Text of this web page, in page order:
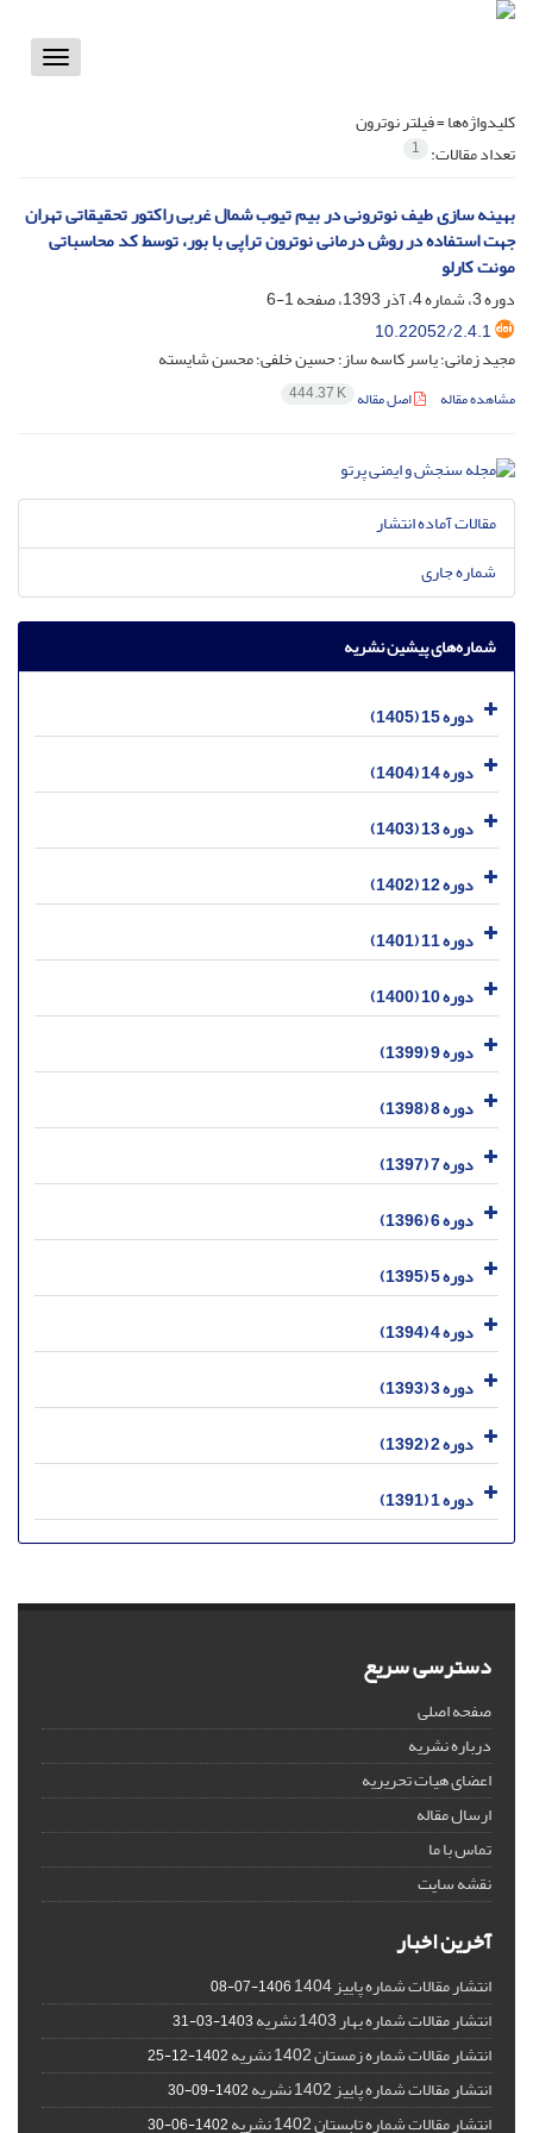
Toggle
کلیدواژه‌ها =فیلتر نوترون
تعداد مقالات: 1
بهینه سازی طیف نوترونی در بیم تیوب شمال غربی راکتور تحقیقاتی تهران
جهت استفاده در روش درمانی نوترون تراپی با بور، توسط کد محاسباتی
مونت کارلو
دوره 3، شماره 4، آذر 1393، صفحه
1-6
10.22052/2.4.1
مجید زمانی؛ یاسر کاسه ساز؛ حسین خلفی؛ محسن شایسته
مشاهده مقاله اصل مقاله 444.37 K
مقالات آماده انتشار
شماره جاری
شماره‌های پیشین نشریه
دوره 15 (1405)
دوره 14 (1404)
دوره 13 (1403)
دوره 12 (1402)
دوره 11 (1401)
دوره 10 (1400)
دوره 9 (1399)
دوره 8 (1398)
دوره 7 (1397)
دوره 6 (1396)
دوره 5 (1395)
دوره 4 (1394)
دوره 3 (1393)
دوره 2 (1392)
دوره 1 (1391)
دسترسی سریع
صفحه اصلی
درباره نشریه
اعضای هیات تحریریه
ارسال مقاله
تماس با ما
نقشه سایت
آخرین اخبار
انتشار مقالات شماره پاییز 1404 1406-07-08
انتشار مقالات شماره بهار 1403 نشریه 1403-03-31
انتشار مقالات شماره زمستان 1402 نشریه 1402-12-25
انتشار مقالات شماره پاییز 1402 نشریه 1402-09-30
انتشار مقالات شماره تابستان 1402 نشریه 1402-06-30